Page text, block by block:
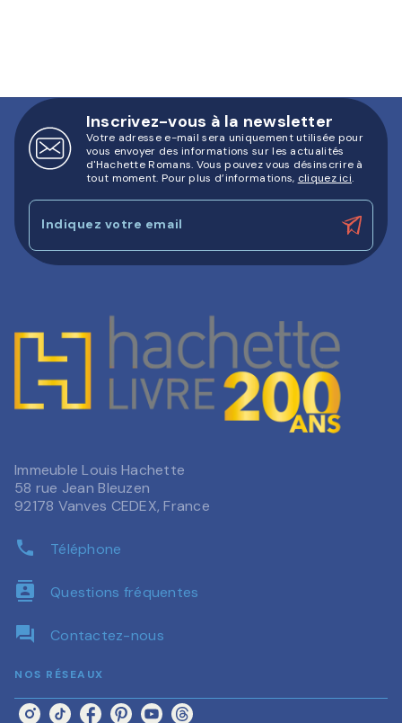
Inscrivez-vous à la newsletter
Votre adresse e-mail sera uniquement utilisée pour
vous envoyer des informations sur les actualités
d'Hachette Romans. Vous pouvez vous désinscrire à
tout moment. Pour plus d’informations, cliquez ici.
Indiquez votre email
Immeuble Louis Hachette
58 rue Jean Bleuzen
92178 Vanves CEDEX, France
phone Téléphone
contacts Questions fréquentes
question_answer Contactez-nous
NOS RÉSEAUX